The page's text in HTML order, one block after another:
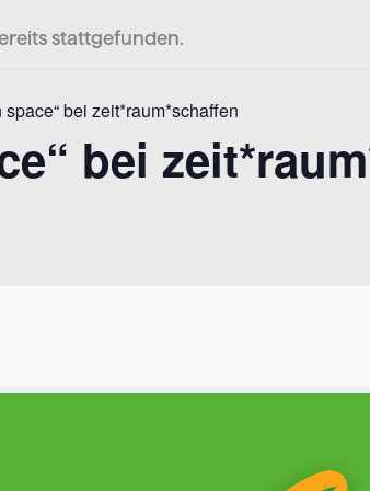
stattgefunden.
space“ bei zeit*raum*schaffen
bei